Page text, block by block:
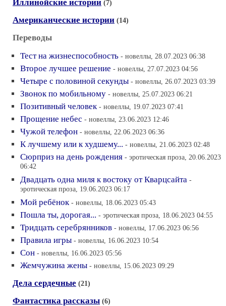
Иллинойские истории (7)
Американческие истории (14)
Переводы
Тест на жизнеспособность - новеллы, 28.07.2023 06:38
Второе лучшее решение - новеллы, 27.07.2023 04:56
Четыре с половиной секунды - новеллы, 26.07.2023 03:39
Звонок по мобильному - новеллы, 25.07.2023 06:21
Позитивный человек - новеллы, 19.07.2023 07:41
Прощение небес - новеллы, 23.06.2023 12:46
Чужой телефон - новеллы, 22.06.2023 06:36
К лучшему или к худшему... - новеллы, 21.06.2023 02:48
Сюрприз на день рождения - эротическая проза, 20.06.2023
06:42
Двадцать одна миля к востоку от Кварцсайта -
эротическая проза, 19.06.2023 06:17
Мой ребёнок - новеллы, 18.06.2023 05:43
Пошла ты, дорогая... - эротическая проза, 18.06.2023 04:55
Тридцать серебрянников - новеллы, 17.06.2023 06:56
Правила игры - новеллы, 16.06.2023 10:54
Сон - новеллы, 16.06.2023 05:56
Жемчужина жены - новеллы, 15.06.2023 09:29
Дела сердечные (21)
Фантастика рассказы (6)